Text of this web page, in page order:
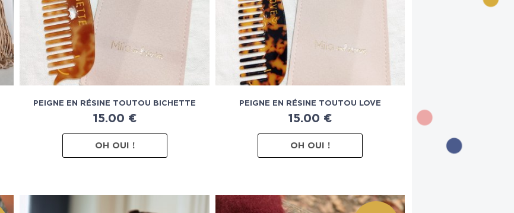
PEIGNE EN RÉSINE TOUTOU BICHETTE
15.00 €
OH OUI !
PEIGNE EN RÉSINE TOUTOU LOVE
15.00 €
OH OUI !